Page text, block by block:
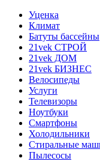
Уценка
Климат
Батуты бассейны
21vek СТРОЙ
21vek ДОМ
21vek БИЗНЕС
Велосипеды
Услуги
Телевизоры
Ноутбуки
Смартфоны
Холодильники
Стиральные
Пылесосы